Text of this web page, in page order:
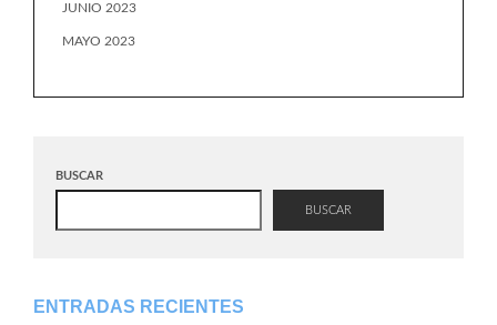
JUNIO 2023
MAYO 2023
BUSCAR
BUSCAR
ENTRADAS RECIENTES